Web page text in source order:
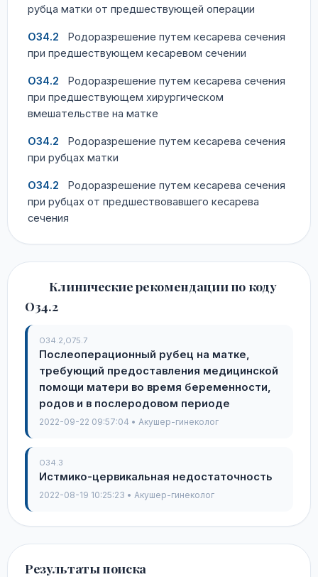
рубца матки от предшествующей операции
O34.2
Родоразрешение путем кесарева сечения
при предшествующем кесаревом сечении
O34.2
Родоразрешение путем кесарева сечения
при предшествующем хирургическом
вмешательстве на матке
O34.2
Родоразрешение путем кесарева сечения
при рубцах матки
O34.2
Родоразрешение путем кесарева сечения
при рубцах от предшествовавшего кесарева
сечения
Клинические рекомендации по коду
O34.2
O34.2,O75.7
Послеоперационный рубец на матке,
требующий предоставления медицинской
помощи матери во время беременности,
родов и в послеродовом периоде
2022-09-22 09:57:04 • Акушер-гинеколог
O34.3
Истмико-цервикальная недостаточность
2022-08-19 10:25:23 • Акушер-гинеколог
Результаты поиска